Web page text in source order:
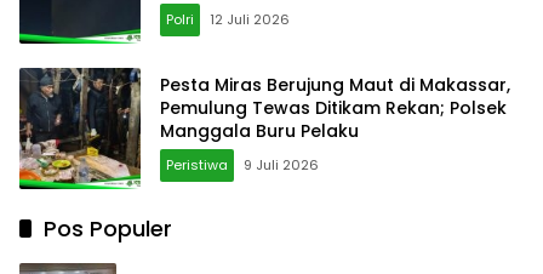
Polri 12 Juli 2026
Pesta Miras Berujung Maut di Makassar,
Pemulung Tewas Ditikam Rekan; Polsek
Manggala Buru Pelaku
Peristiwa 9 Juli 2026
Pos Populer